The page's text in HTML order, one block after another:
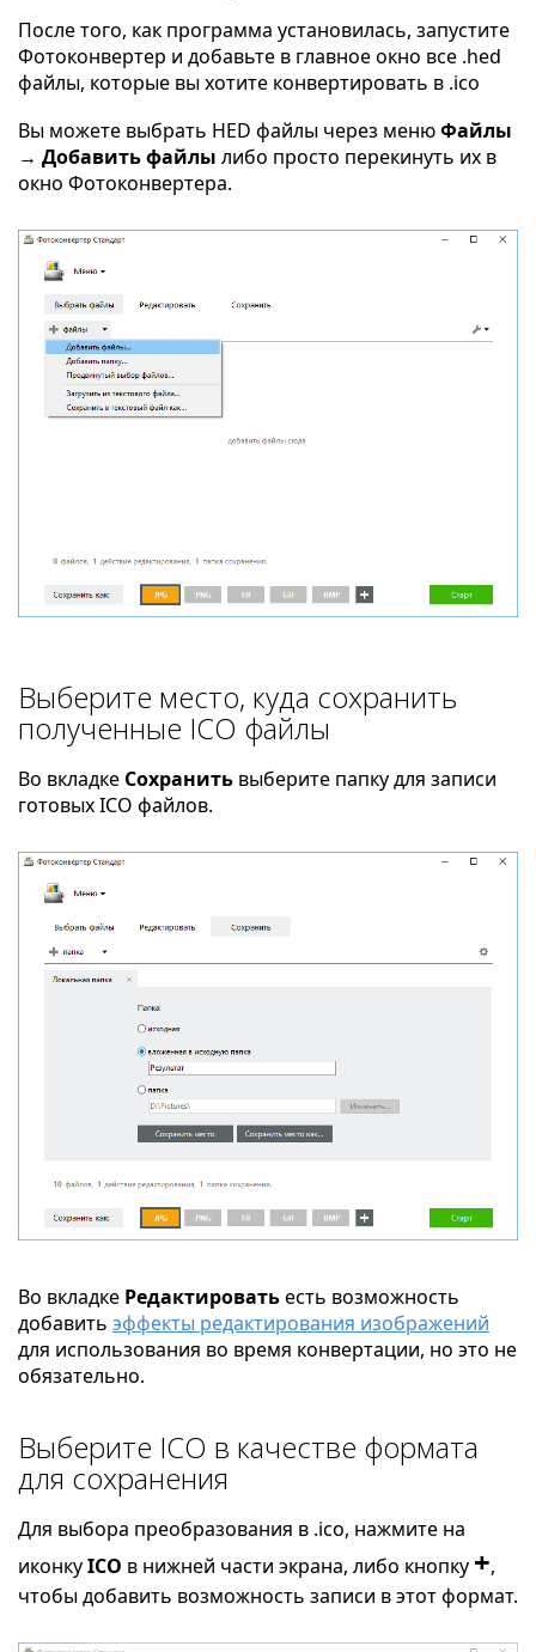
После того, как программа установилась, запустите
Фотоконвертер и добавьте в главное окно все .hed
файлы, которые вы хотите конвертировать в .ico
Вы можете выбрать HED файлы через менюФайлы
→ Добавить файлы либо просто перекинуть их в
окно Фотоконвертера.
Выберите место, куда сохранить
полученные ICO файлы
Во вкладке Сохранить выберите папку для записи
готовых ICO файлов.
Во вкладке Редактироватьесть возможность
добавить эффекты редактирования изображений
для использования во время конвертации, но это не
обязательно.
Выберите ICO в качестве формата
для сохранения
Для выбора преобразования в .ico, нажмите на
иконкуICO в нижней части экрана, либо кнопку +,
чтобы добавить возможность записи в этот формат.